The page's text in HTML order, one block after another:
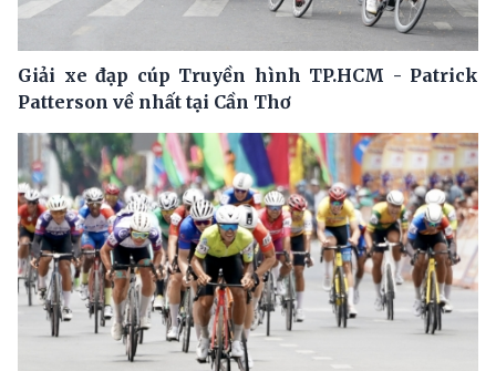
Giải xe đạp cúp Truyền hình TP.HCM - Patrick
Patterson về nhất tại Cần Thơ